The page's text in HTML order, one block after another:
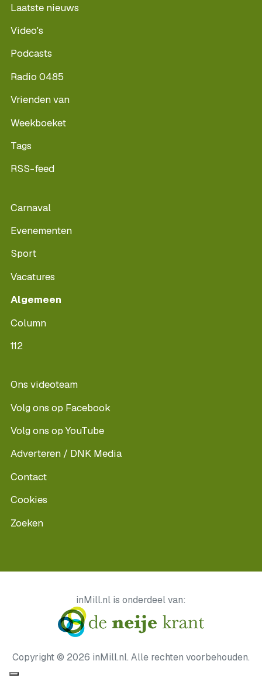
Laatste nieuws
Video's
Podcasts
Radio 0485
Vrienden van
Weekboeket
Tags
RSS-feed
Carnaval
Evenementen
Sport
Vacatures
Algemeen
Column
112
Ons videoteam
Volg ons op Facebook
Volg ons op YouTube
Adverteren / DNK Media
Contact
Cookies
Zoeken
inMill.nl is onderdeel van:
Copyright © 2026 inMill.nl. Alle rechten voorbehouden.